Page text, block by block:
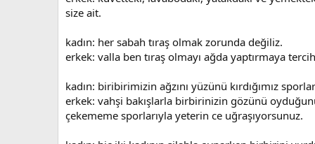
size ait.
kadın: her sabah tıraş olmak zorunda değiliz.
erkek: valla ben tıraş olmayı ağda yaptırmaya
kadın: biribirimizin ağzını yüzünü kırdığımız
erkek: vahşi bakışlarla birbirinizin gözünü
çekememe sporlarıyla yeterin ce uğraşıyorsunuz.